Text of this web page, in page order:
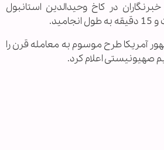
در کاخ وحیدالدین استانبول
آمریکا طرح موسوم به معامله قرن را
صهیونیستی اعلام کرد.